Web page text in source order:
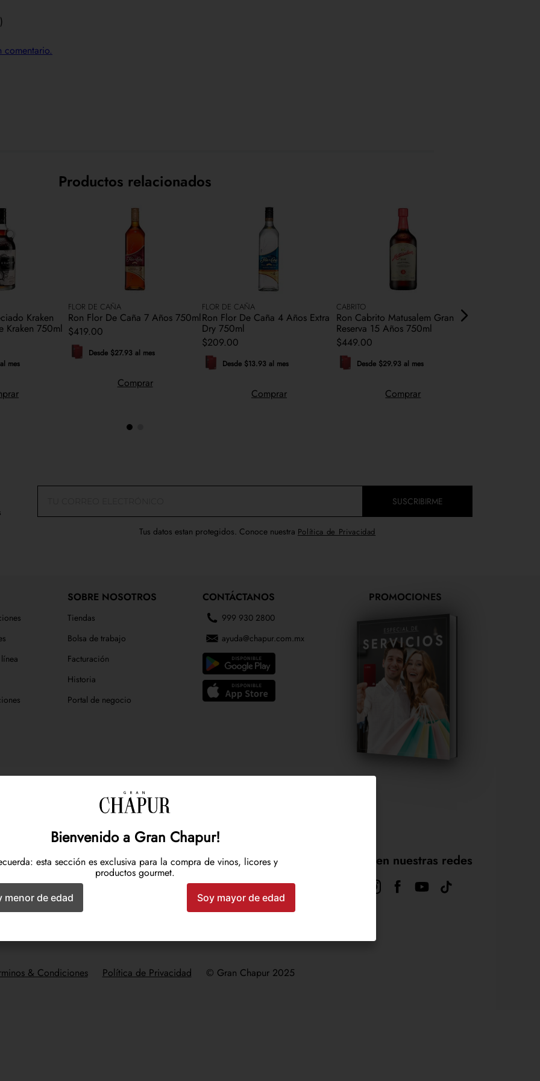
comentario.
Productos relacionados
Kraken
Kraken 750ml
mes
FLOR DE CAÑA
Ron Flor De Caña 7 Años 750ml
$419.00
Desde $27.93 al mes
Comprar
FLOR DE CAÑA
Ron Flor De Caña 4 Años Extra
Dry 750ml
$209.00
Desde $13.93 al mes
Comprar
CABRITO
Ron Cabrito Matusalem Gran
Reserva 15 Años 750ml
$449.00
Desde $29.93 al mes
Comprar
SUSCRIBIRME
Tus datos estan protegidos. Conoce nuestra Política de Privacidad
SOBRE NOSOTROS
Tiendas
Bolsa de trabajo
Facturación
Historia
Portal de negocio
CONTÁCTANOS
999 930 2800
ayuda@chapur.com.mx
PROMOCIONES
Descarga nuestra app
Síguenos en nuestras redes
& Condiciones Política de Privacidad © Gran Chapur 2025
Bienvenido a Gran Chapur!
esta sección es exclusiva para la compra de vinos, licores y
productos gourmet.
menor de edad Soy mayor de edad